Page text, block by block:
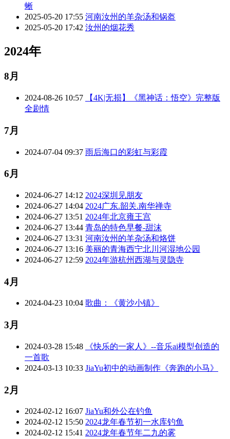
蜥
2025-05-20 17:55 河南汝州的羊杂汤和锅盔
2025-05-20 17:42 汝州的烟花秀
2024年
8月
2024-08-26 10:57
【4K|无损】《黑神话：悟空》完整版
全剧情
7月
2024-07-04 09:37 雨后海口的彩虹与彩霞
6月
2024-06-27 14:12 2024深圳见朋友
2024-06-27 14:04 2024广东.韶关.南华禅寺
2024-06-27 13:51 2024年北京雍王宫
2024-06-27 13:44 青岛的特色早餐-甜沫
2024-06-27 13:31 河南汝州的羊杂汤和烙饼
2024-06-27 13:16 美丽的青海西宁北川河湿地公园
2024-06-27 12:59 2024年游杭州西湖与灵隐寺
4月
2024-04-23 10:04 歌曲：《黄沙小镇》
3月
2024-03-28 15:48
《快乐的一家人》--音乐ai模型创造的
一首歌
2024-03-13 10:33 JiaYu初中的动画制作《奔跑的小马》
2月
2024-02-12 16:07 JiaYu和外公在钓鱼
2024-02-12 15:50 2024龙年春节初一水库钓鱼
2024-02-12 15:41 2024龙年春节年二九的雾